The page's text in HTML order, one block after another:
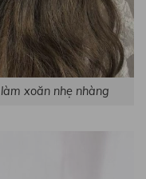
xoăn nhẹ nhàng